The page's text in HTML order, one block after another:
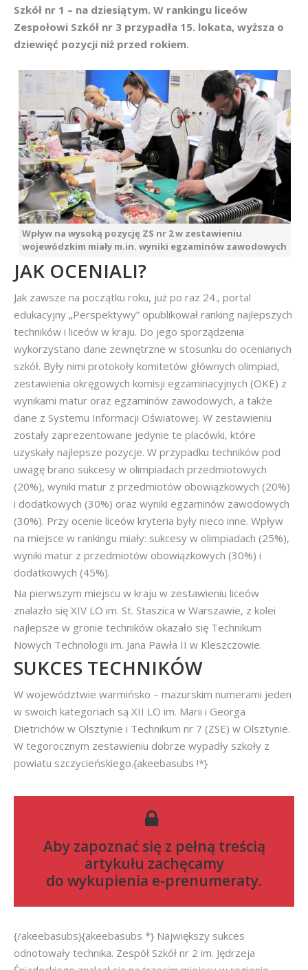
Szkół nr 1 – na dziesiątym. W rankingu liceów
Zespołowi Szkół nr 3 przypadła 15. lokata, wyższa o
dziewięć pozycji niż przed rokiem.
Wpływ na wysoką pozycję ZS nr 2 w zestawieniu
wojewódzkim miały m.in. wyniki egzaminów zawodowych
JAK OCENIALI?
Jak zawsze na początku roku, już po raz 24., portal
edukacyjny „Perspektywy” opublikował ranking najlepszych
techników i liceów w kraju. Do jego sporządzenia
wykorzystano dane zewnętrzne w stosunku do ocenianych
szkół. Były nimi protokoły komitetów głównych olimpiad,
zestawienia okręgowych komisji egzaminacyjnych (OKE) z
wynikami matur oraz egzaminów zawodowych, a także
dane z Systemu Informacji Oświatowej. W zestawieniu
zostały zaprezentowane jedynie te placówki, które
uzyskały najlepsze pozycje. W przypadku techników pod
uwagę brano sukcesy w olimpiadach przedmiotowych
(20%), wyniki matur z przedmiotów obowiązkowych (20%)
i dodatkowych (30%) oraz wyniki egzaminów zawodowych
(30%). Przy ocenie liceów kryteria były nieco inne. Wpływ
na miejsce w rankingu miały: sukcesy w olimpiadach (25%),
wyniki matur z przedmiotów obowiązkowych (30%) i
dodatkowych (45%).
Na pierwszym miejscu w kraju w zestawieniu liceów
znalazło się XIV LO im. St. Staszica w Warszawie, z kolei
najlepsze w gronie techników okazało się Technikum
Nowych Technologii im. Jana Pawła II w Kleszczowie.
SUKCES TECHNIKÓW
W województwie warmińsko – mazurskim numerami jeden
w swoich kategoriach są XII LO im. Marii i Georga
Dietrichów w Olsztynie i Technikum nr 7 (ZSE) w Olsztynie.
W tegorocznym zestawieniu dobrze wypadły szkoły z
powiatu szczycieńskiego.{akeebasubs !*}
Aby zapoznać się z pełną treścią
artykułu zachęcamy
do wykupienia e-prenumeraty.
{/akeebasubs}{akeebasubs *} Największy sukces
odnotowały technika. Zespół Szkół nr 2 im. Jędrzeja